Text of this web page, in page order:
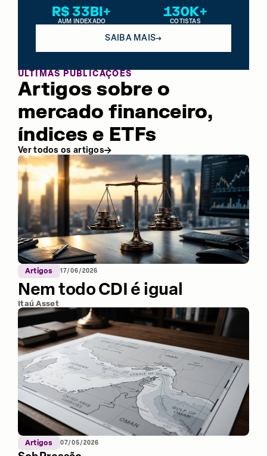
R$ 33BI+
AUM INDEXADO
130K+
COTISTAS
SAIBA MAIS→
ÚLTIMAS PUBLICAÇÕES
Artigos sobre o
mercado financeiro,
índices e ETFs
Ver todos os artigos
Artigos 17/06/2026
Nem todo CDI é igual
Itaú Asset
Artigos 07/05/2026